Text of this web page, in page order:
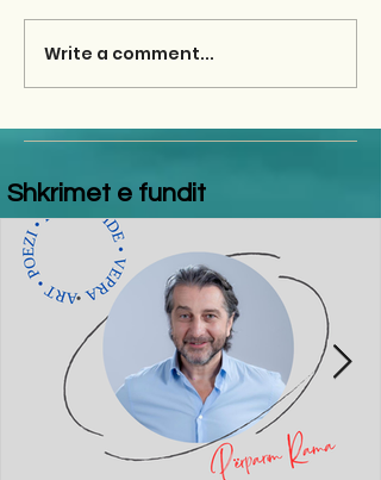
Write a comment...
Shkrimet e fundit